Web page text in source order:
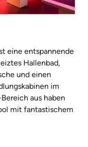
eine entspannende
Hallenbad,
und einen
im
aus haben
mit fantastischem